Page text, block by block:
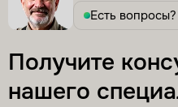
Есть вопросы?
Получите
нашего